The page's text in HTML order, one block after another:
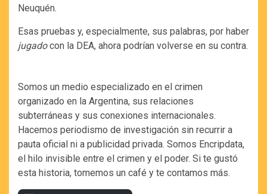
Neuquén.
Esas pruebas y, especialmente, sus palabras, por haber
jugadocon la DEA, ahora podrían volverse en su contra.
Somos un medio especializado en el crimen
organizado en la Argentina, sus relaciones
subterráneas y sus conexiones internacionales.
Hacemos periodismo de investigación sin recurrir a
pauta oficial ni a publicidad privada. Somos Encripdata,
el hilo invisible entre el crimen y el poder. Si te gustó
esta historia, tomemos un café y te contamos más.